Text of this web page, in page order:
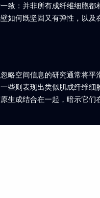
致：并非所有成纤维细胞
如何既坚固又有弹性，以
略空间信息的研究通常将
些则表现出类似肌成纤维
生成结合在一起，暗示它